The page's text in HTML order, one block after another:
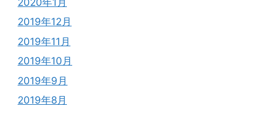
2019年12月
2019年11月
2019年10月
2019年9月
2019年8月